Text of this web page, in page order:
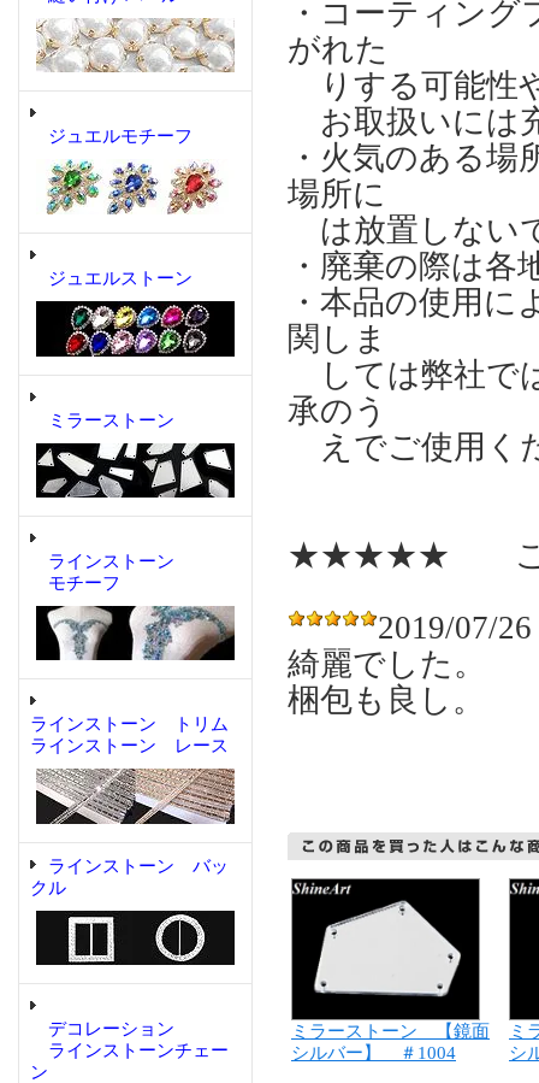
ジュエルモチーフ
ジュエルストーン
ミラーストーン
ラインストーン
モチーフ
ラインストーン トリム
ラインストーン レース
ラインストーン バッ
クル
デコレーション
ラインストーンチェー
ン
・コーティン
がれた
りする可能性
お取扱いには
・火気のある場
場所に
は放置しない
・廃棄の際は
・本品の使用
関しま
しては弊社で
承のう
えでご使用く
★★★★★ こ
2019/07/
綺麗でした。
梱包も良し。
ミラーストーン 【鏡面
シルバー】 ＃1004
ミ
シ